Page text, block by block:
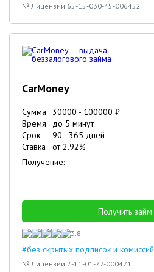
№ Лицензии 65-15-030-45-006452
CarMoney
Сумма 30000 - 100000 ₽
Время
до 5 минут
Срок
90 - 365 дней
Ставка
от2.92%
Получение:
Получить займ
3.8
#без скрытых подписок и комиссий
№ Лицензии 2-11-01-77-000471